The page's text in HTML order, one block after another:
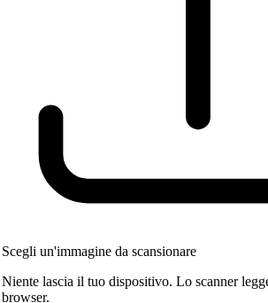
Scegli un'immagine da scansionare
Niente lascia il tuo dispositivo. Lo scanner
browser.